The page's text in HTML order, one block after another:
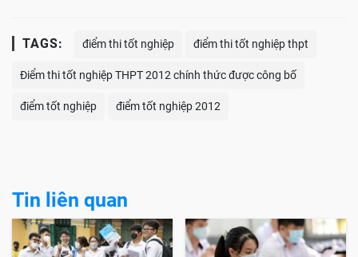
TAGS: điểm thi tốt nghiệp điểm thi tốt nghiệp thpt
Điểm thi tốt nghiệp THPT 2012 chính thức được công bố
điểm tốt nghiệp điểm tốt nghiệp 2012
Tin liên quan